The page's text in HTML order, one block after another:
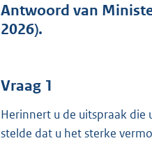
Antwoord van
2026).
Vraag 1
Herinnert u de uitspraak die
stelde dat u het sterke